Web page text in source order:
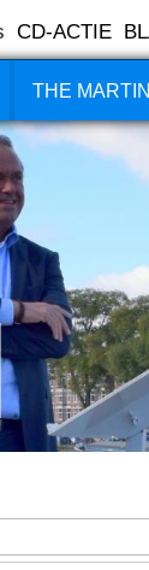
CD-ACTIE
THE